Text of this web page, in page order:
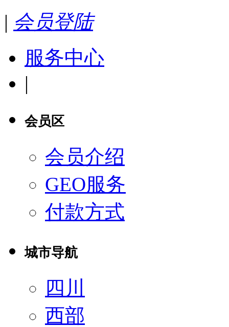
| 会员登陆
服务中心
|
会员区
会员介绍
GEO服务
付款方式
城市导航
四川
西部